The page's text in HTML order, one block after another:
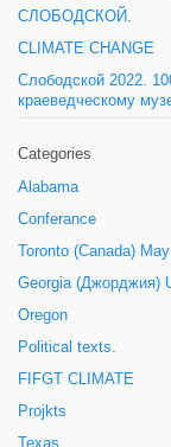
СЛОБОДСКОЙ.
CLIMATE CHANGE
Слободской 2022.
краеведческому
Categories
Alabama
Conferance
Toronto (Canada)
Georgia (Джорджия)
Oregon
Political texts.
FIFGT CLIMATE
Projkts
Texas